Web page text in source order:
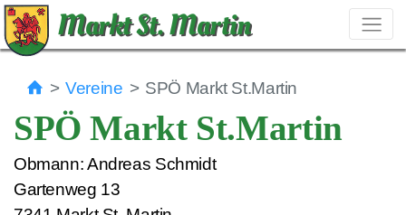
Markt St. Martin
Vereine SPÖ Markt St.Martin
SPÖ Markt St.Martin
Obmann: Andreas Schmidt
Gartenweg 13